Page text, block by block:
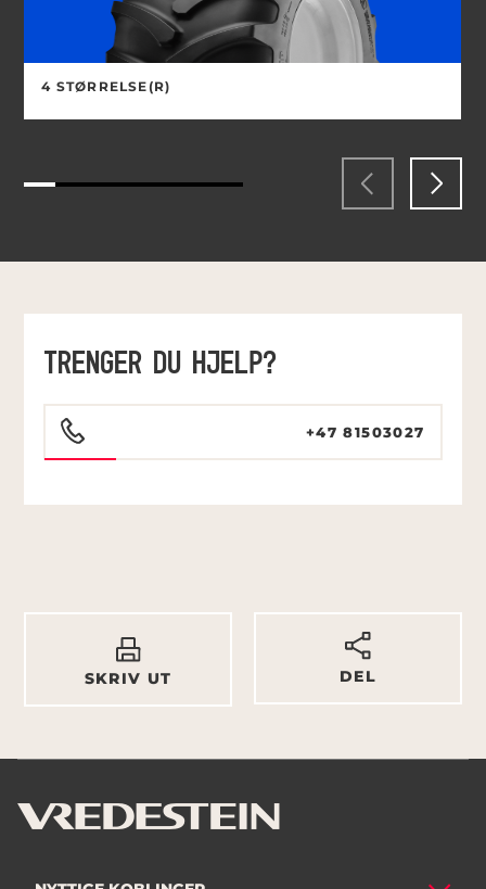
4 STØRRELSE(R)
TRENGER DU HJELP?
+47 81503027
SKRIV UT DEL